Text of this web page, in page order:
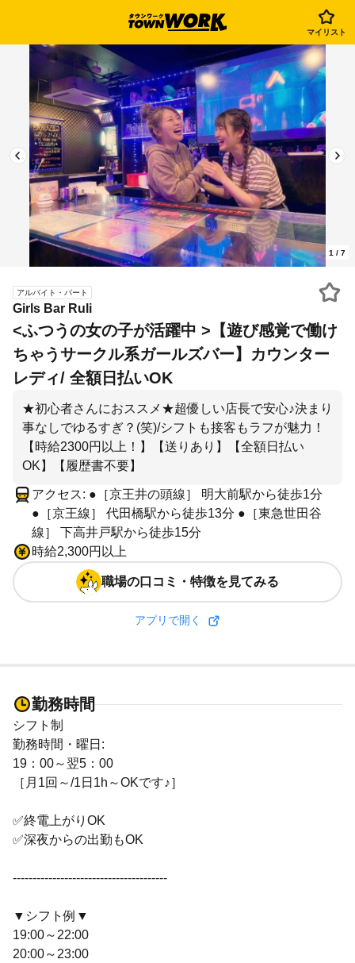
マイリスト
1 / 7
アルバイト・パート
Girls Bar Ruli
<ふつうの女の子が活躍中 >【遊び感覚で働け
ちゃうサークル系ガールズバー】カウンター
レディ/ 全額日払いOK
★初心者さんにおススメ★超優しい店長で安心♪決まり
事なしでゆるすぎ？(笑)/シフトも接客もラフが魅力！
【時給2300円以上！】【送りあり】【全額日払い
OK】【履歴書不要】
アクセス: ●［京王井の頭線］ 明大前駅から徒歩1分
●［京王線］ 代田橋駅から徒歩13分 ●［東急世田谷
線］ 下高井戸駅から徒歩15分
時給2,300円以上
職場の口コミ・特徴を見てみる
アプリで開く
勤務時間
シフト制
勤務時間・曜日:
19：00～翌5：00
［月1回～/1日1h～OKです♪］
✅終電上がりOK
✅深夜からの出勤もOK
---------------------------------------
▼シフト例▼
19:00～22:00
20:00～23:00